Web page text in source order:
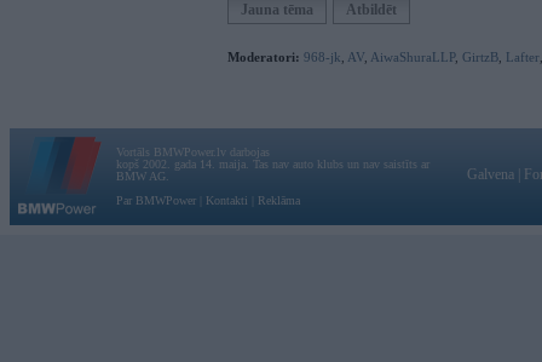
Jauna tēma Atbildēt
Moderatori: 968-jk AV AiwaShuraLLP, GirtzB Lafter
Vortāls BMWPower.lv darbojas
kopš 2002. gada 14. maija. Tas nav auto klubs un nav saistīts ar
BMW AG.
Par BMWPower
Kontakti Reklāma
Galvena